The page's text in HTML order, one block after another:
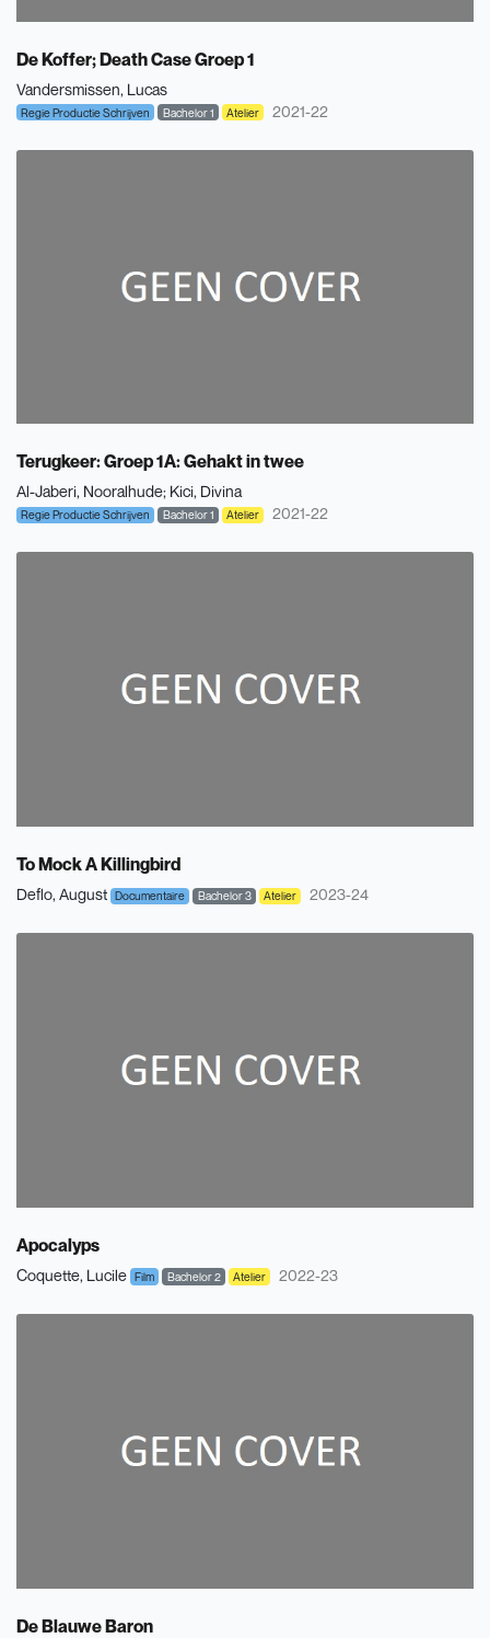
De Koffer; Death Case Groep 1
Vandersmissen, Lucas
Regie Productie Schrijven Bachelor 1 Atelier 2021-22
Terugkeer: Groep 1A: Gehakt in twee
Al-Jaberi, Nooralhude Kici, Divina
Regie Productie Schrijven Bachelor 1 Atelier 2021-22
To Mock A Killingbird
Deflo, August Documentaire Bachelor 3 Atelier 2023-24
Apocalyps
Coquette, Lucile Film Bachelor 2 Atelier 2022-23
De Blauwe Baron